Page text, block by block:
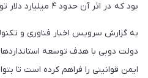
بود که در اثر آن حدود ۴ میلیارد دلار تولید ناخالص داخلی ایجاد می شود.
به گزارش سرویس اخبار فناوری و
دولت دوبی با هدف توسعه
ایمن قوانینی را فراهم کرده است تا